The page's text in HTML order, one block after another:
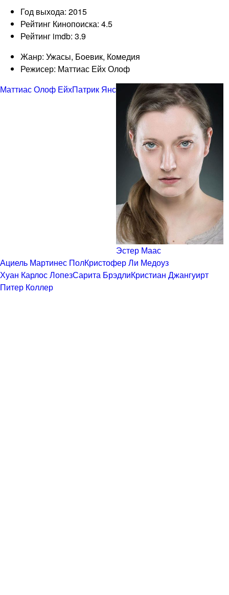
Год выхода: 2015
Рейтинг Кинопоиска: 4.5
Рейтинг imdb: 3.9
Жанр: Ужасы, Боевик, Комедия
Режисер: Маттиас Ейх Олоф
Маттиас Олоф ЕйхПатрик Янс
Эстер Маас
Ациель Мартинес ПолКристофер Ли Медоуз
Хуан Карлос ЛопезСарита БрэдлиКристиан Джангуирт
Питер Коллер